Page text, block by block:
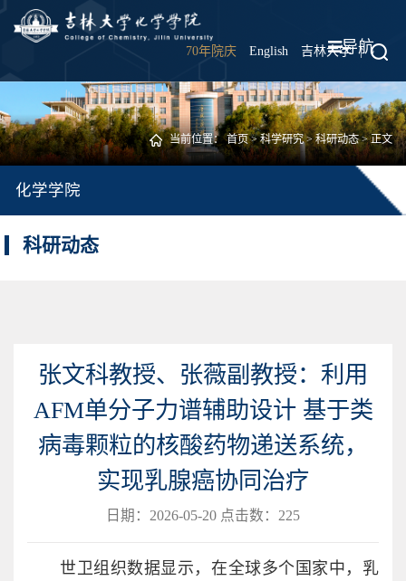
70年院庆 English 吉林大学 |
导航
当前位置：首页>科学研究>科研动态> 正文
化学学院
科研动态
张文科教授、张薇副教授：利用
AFM单分子力谱辅助设计 基于类
病毒颗粒的核酸药物递送系统，
实现乳腺癌协同治疗
日期：2026-05-20 点击数： 225
世卫组织数据显示，在全球多个国家中，乳